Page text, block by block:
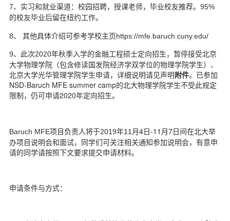
7、实习和就业渠道：校园招聘，授课老师，毕业校友推荐。95%
的校友毕业后留在纽约工作。
8、 其他具体介绍可参考学校主页https://mfe.baruch.cuny.edu/
9、 此次2020年秋季入学的金融工程硕士定向招生，暂停接受北京
大学物理学院（包含修读国发院经济学双学位的物理学院学生）、
北京大学光华管理学院学生申请，详细说明请见声明附件。已参加
NSD-Baruch MFE summer camp的北大物理学院学生不受此规定
限制，仍可申请2020年定向招生。
Baruch MFE项目负责人将于2019年11 月4日-11月7日间在北大举
办项目说明会和面试，同学们可关注相关通知参加说明会，有意申
请的同学请按照下文要求提交申请材料。
申请条件与方式：